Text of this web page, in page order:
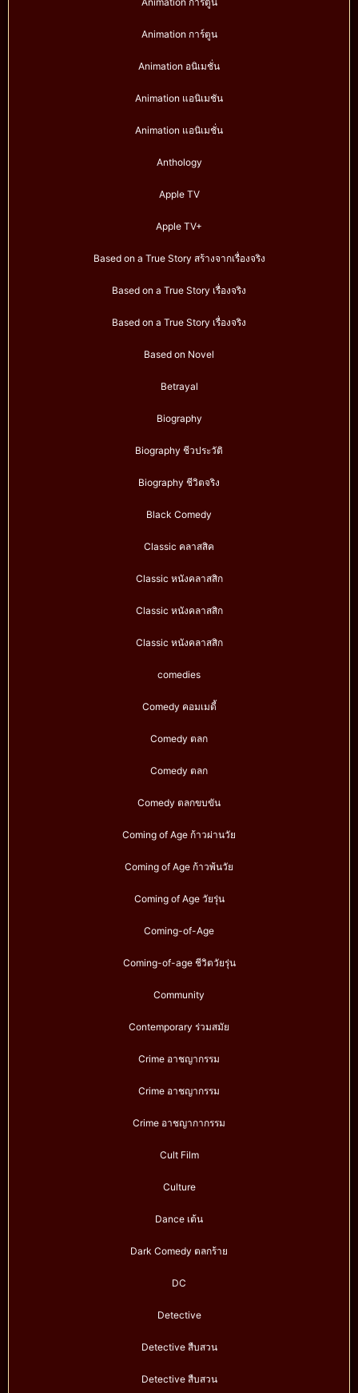
Animation การ์ตูน
Animation อนิเมชั่น
Animation แอนิเมชัน
Animation แอนิเมชั่น
Anthology
Apple TV
Apple TV+
Based on a True Story สร้างจากเรื่องจริง
Based on a True Story เรื่องจริง
Based on a True Story เรื่องจริง
Based on Novel
Betrayal
Biography
Biography ชีวประวัติ
Biography ชีวิตจริง
Black Comedy
Classic คลาสสิค
Classic หนังคลาสสิก
Classic หนังคลาสสิก
Classic หนังคลาสสิก
comedies
Comedy คอมเมดี้
Comedy ตลก
Comedy ตลก
Comedy ตลกขบขัน
Coming of Age ก้าวผ่านวัย
Coming of Age ก้าวพ้นวัย
Coming of Age วัยรุ่น
Coming-of-Age
Coming-of-age ชีวิตวัยรุ่น
Community
Contemporary ร่วมสมัย
Crime อาชญากรรม
Crime อาชญากรรม
Crime อาชญากากรรม
Cult Film
Culture
Dance เต้น
Dark Comedy ตลกร้าย
DC
Detective
Detective สืบสวน
Detective สืบสวน